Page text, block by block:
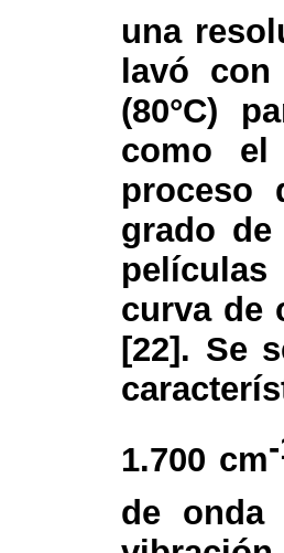
una
lavó
(80°C)
como el
proceso
grado
curva de
[22]. Se
1.700 cm
de onda